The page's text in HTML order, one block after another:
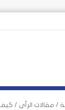
سبتة يهدد بتكرارها
/ مقالات الرأي / كيف